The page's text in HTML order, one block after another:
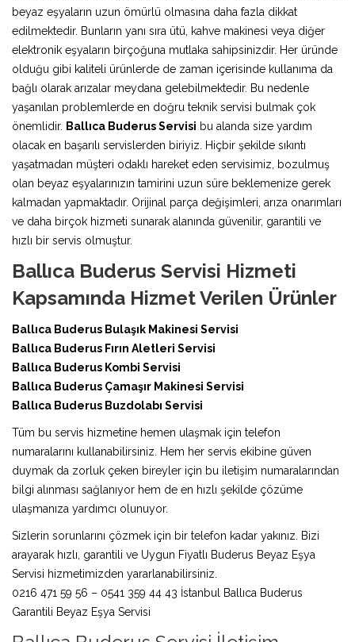
beyaz eşyaların uzun ömürlü olmasına daha fazla dikkat
edilmektedir. Bunların yanı sıra ütü, kahve makinesi veya diğer
elektronik eşyaların birçoğuna mutlaka sahipsinizdir. Her üründe
olduğu gibi kaliteli ürünlerde de zaman içerisinde kullanıma da
bağlı olarak arızalar meydana gelebilmektedir. Bu nedenle
yaşanılan problemlerde en doğru teknik servisi bulmak çok
önemlidir. Ballıca Buderus Servisi bu alanda size yardım
olacak en başarılı servislerden biriyiz. Hiçbir şekilde sıkıntı
yaşatmadan müşteri odaklı hareket eden servisimiz, bozulmuş
olan beyaz eşyalarınızın tamirini uzun süre beklemenize gerek
kalmadan yapmaktadır. Orijinal parça değişimleri, arıza onarımları
ve daha birçok hizmeti sunarak alanında güvenilir, garantili ve
hızlı bir servis olmuştur.
Ballıca Buderus Servisi Hizmeti
Kapsamında Hizmet Verilen Ürünler
Ballıca Buderus Bulaşık Makinesi Servisi
Ballıca Buderus Fırın Aletleri Servisi
Ballıca Buderus Kombi Servisi
Ballıca Buderus Çamaşır Makinesi Servisi
Ballıca Buderus Buzdolabı Servisi
Tüm bu servis hizmetine hemen ulaşmak için telefon
numaralarını kullanabilirsiniz. Hem her servis ekibine güven
duymak da zorluk çeken bireyler için bu iletişim numaralarından
bilgi alınması sağlanıyor hem de en hızlı şekilde çözüme
ulaşmanıza yardımcı olunuyor.
Sizlerin sorunlarını çözmek için bir telefon kadar yakınız. Bizi
arayarak hızlı, garantili ve Uygun Fiyatlı Buderus Beyaz Eşya
Servisi hizmetimizden yararlanabilirsiniz.
0216 471 59 56 – 0541 359 44 43 İstanbul Ballıca Buderus
Garantili Beyaz Eşya Servisi